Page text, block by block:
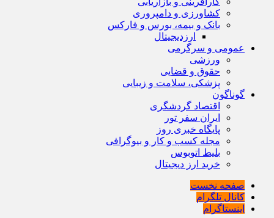
کشاورزی و دامپروری
بانک و بیمه، بورس و فارکس
ارزدیجیتال
عمومی و سرگرمی
ورزشی
حقوق و قضایی
پزشکی، سلامت و زیبایی
گوناگون
اقتصاد گردشگری
ایران سفر تور
پایگاه خبری روز
مجله کسب و کار و بیوگرافی
بلیط اتوبوس
خرید ارز دیجیتال
صفحه نخست
کانال تلگرام
اینستاگرام